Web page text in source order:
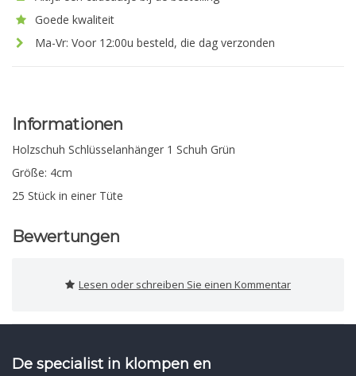
Goede kwaliteit
Ma-Vr: Voor 12:00u besteld, die dag verzonden
Informationen
Holzschuh Schlüsselanhänger 1 Schuh Grün
Größe: 4cm
25 Stück in einer Tüte
Bewertungen
Lesen oder schreiben Sie einen Kommentar
De specialist in klompen en